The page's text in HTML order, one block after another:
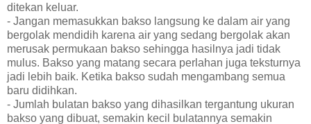
ditekan keluar.
- Jangan memasukkan bakso langsung ke dalam air yang
bergolak mendidih karena air yang sedang bergolak akan
merusak permukaan bakso sehingga hasilnya jadi tidak
mulus. Bakso yang matang secara perlahan juga teksturnya
jadi lebih baik. Ketika bakso sudah mengambang semua
baru didihkan.
- Jumlah bulatan bakso yang dihasilkan tergantung ukuran
bakso yang dibuat, semakin kecil bulatannya semakin